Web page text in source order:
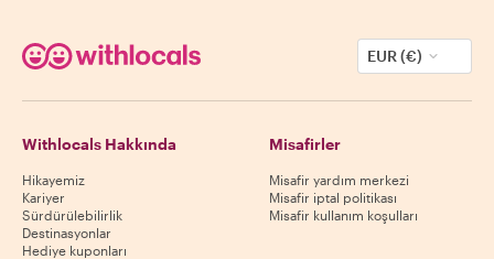
EUR (€)
Withlocals Hakkında
Hikayemiz
Kariyer
Sürdürülebilirlik
Destinasyonlar
Hediye kuponları
Misafirler
Misafir yardım merkezi
Misafir iptal politikası
Misafir kullanım koşulları